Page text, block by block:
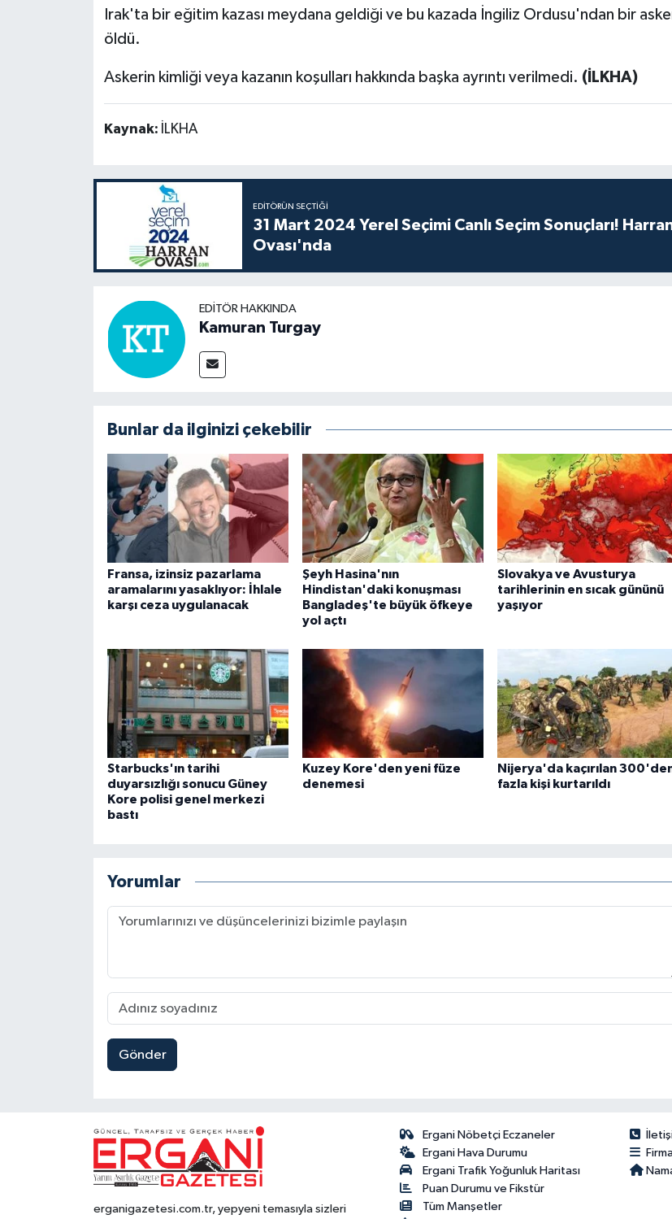
Irak'ta bir eğitim kazası meydana geldiği ve bu kazada İngiliz Ordusu'ndan bir
öldü.
Askerin kimliği veya kazanın koşulları hakkında başka ayrıntı verilmedi. (İLKHA)
Kaynak: İLKHA
EDITÖRÜN SEÇTIĞI
31 Mart 2024 Yerel Seçimi Canlı Seçim Sonuçları!
Ovası'nda
EDITÖR HAKKINDA
Kamuran Turgay
Bunlar da ilginizi çekebilir
Fransa, izinsiz pazarlama
aramalarını yasaklıyor: İhlale
karşı ceza uygulanacak
Şeyh Hasina'nın
Hindistan'daki konuşması
Bangladeş'te büyük öfkeye
yol açtı
Slovakya ve Avusturya
tarihlerinin en sıcak gününü
yaşıyor
Starbucks'ın tarihi
duyarsızlığı sonucu Güney
Kore polisi genel merkezi
bastı
Kuzey Kore'den yeni füze
denemesi
Nijerya'da kaçırılan
fazla kişi kurtarıldı
Yorumlar
Gönder
erganigazetesi.com.tr, yepyeni temasıyla sizleri
Ergani Nöbetçi Eczaneler
Ergani Hava Durumu
Ergani Trafik Yoğunluk Haritası
Puan Durumu ve Fikstür
Tüm Manşetler